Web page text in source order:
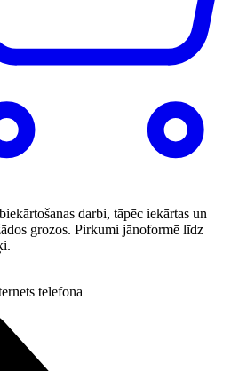
darbi, tāpēc iekārtas un
grozos. Pirkumi jānoformē līdz
telefonā